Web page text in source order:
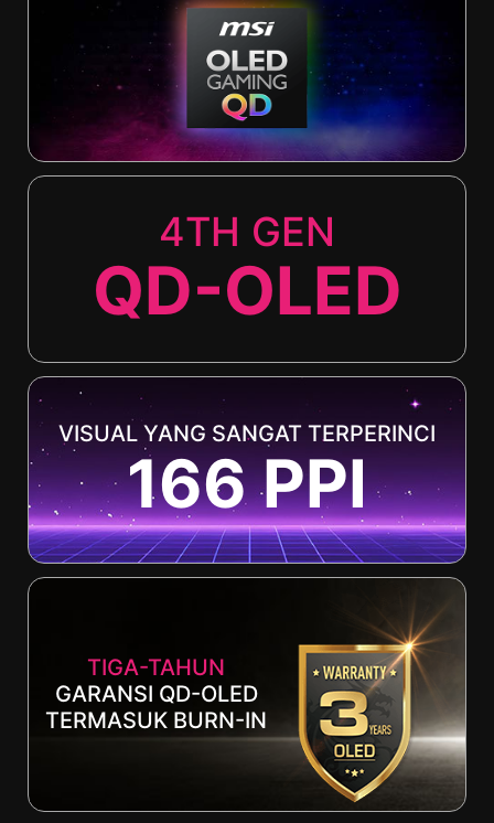
4TH GEN
QD-OLED
VISUAL YANG SANGAT TERPERINCI
166 PPI
TIGA-TAHUN
GARANSI QD-OLED
TERMASUK BURN-IN